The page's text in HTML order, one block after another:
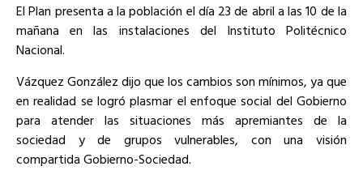
El Plan presenta a la población el día 23 de abril a las 10 de la
mañana en las instalaciones del Instituto Politécnico
Nacional.
Vázquez González dijo que los cambios son mínimos, ya que
en realidad se logró plasmar el enfoque social del Gobierno
para atender las situaciones más apremiantes de la
sociedad y de grupos vulnerables, con una visión
compartida Gobierno-Sociedad.